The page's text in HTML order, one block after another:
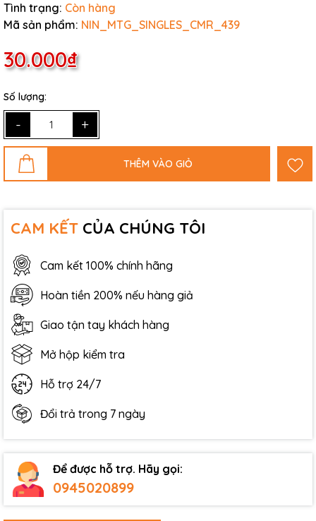
Tình trạng: Còn hàng
Mã sản phẩm: NIN_MTG_SINGLES_CMR_439
30.000₫
Số lượng:
- +
THÊM VÀO GIỎ
CAM KẾT CỦA CHÚNG TÔI
Cam kết 100% chính hãng
Hoàn tiền 200% nếu hàng giả
Giao tận tay khách hàng
Mở hộp kiểm tra
Hỗ trợ 24/7
Đổi trả trong 7 ngày
Để được hỗ trợ. Hãy gọi:
0945020899